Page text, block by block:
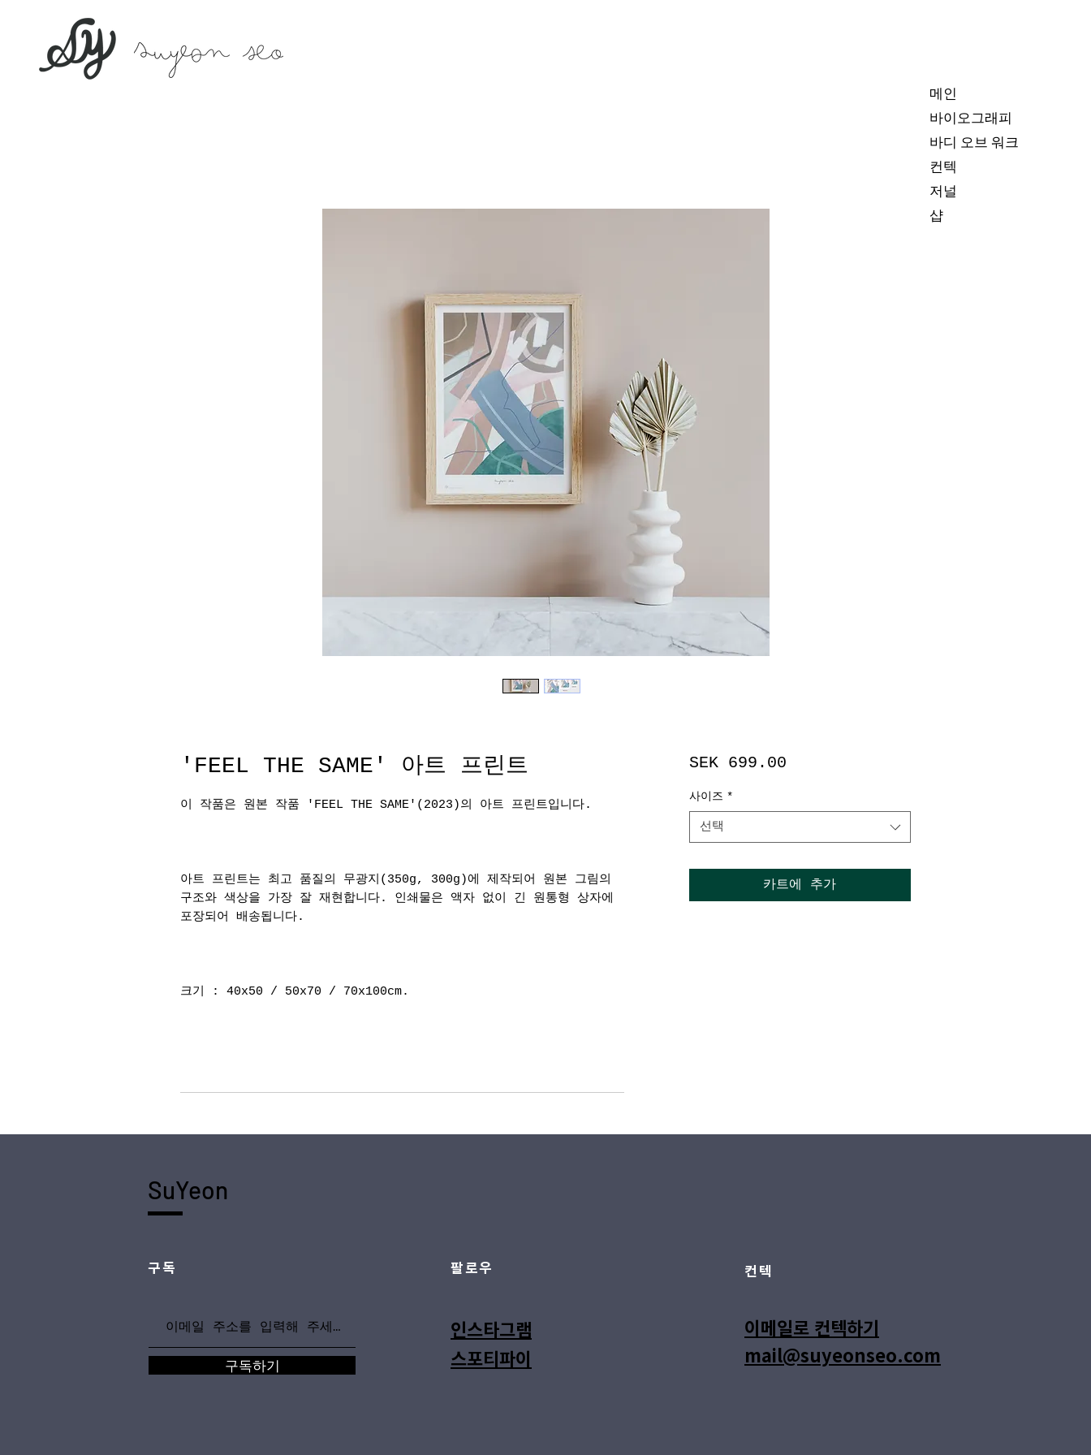
메인
바이오그래피
바디 오브 워크
컨텍
저널
샵
'FEEL THE SAME' 아트 프린트
이 작품은 원본 작품 'FEEL THE SAME'(2023)의 아트 프린트입니다.
아트 프린트는 최고 품질의 무광지(350g, 300g)에 제작되어 원본 그림의
구조와 색상을 가장 잘 재현합니다. 인쇄물은 액자 없이 긴 원통형 상자에
포장되어 배송됩니다.
크기 : 40x50 / 50x70 / 70x100cm.
SEK 699.00가
사이즈 *
선택
카트에 추가
SuYeon
구독
구독하기
팔로우
인스타그램
스포티파이
컨텍
이메일로 컨텍하기
mail@suyeonseo.com